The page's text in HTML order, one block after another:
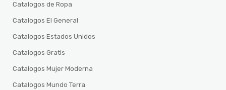
Catalogos de Ropa
Catalogos El General
Catalogos Estados Unidos
Catalogos Gratis
Catalogos Mujer Moderna
Catalogos Mundo Terra